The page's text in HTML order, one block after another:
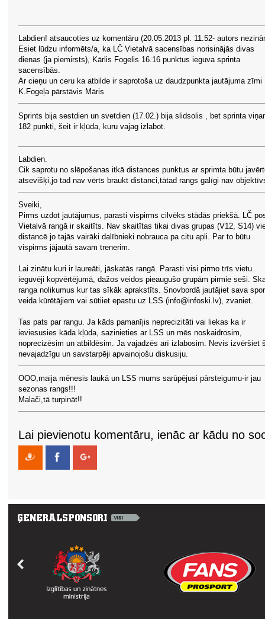
Labdien! atsaucoties uz komentāru (20.05.2013 pl. 11.52- autors
Esiet lūdzu informēts/a, ka LČ Vietalvā sacensības norisinājās divas
dienas (ja piemirsts), Kārlis Fogelis 16.16 punktus ieguva sprinta
sacensībās.
Ar cieņu un ceru ka atbilde ir saprotoša uz daudzpunkta jautājuma zīmi
K.Fogeļa pārstāvis Māris
Sprints bija sestdien un svetdien (17.02.) bija slidsolis , bet sprinta
182 punkti, šeit ir kļūda, kuru vajag izlabot.
Labdien.
Cik saprotu no slēpošanas itkā distances punktus ar sprimta būtu
atsevišķi,jo tad nav vērts braukt distanci,tātad rangs galīgi nav
Sveiki,
Pirms uzdot jautājumus, parasti vispirms cilvēks stādās priekšā. LČ
Vietalvā rangā ir skaitīts. Nav skaitītas tikai divas grupas (V12, S14)
distancē jo tajās vairāki dalībnieki nobrauca pa citu apli. Par to būtu
vispirms jājautā savam trenerim.
Lai zinātu kuri ir laureāti, jāskatās rangā. Parasti visi pirmo trīs vietu
ieguvēji kopvērtējumā, dažos veidos pieaugušo grupām pirmie seši.
ranga nolikumus kur tas sīkāk aprakstīts. Snovbordā jautājiet sava
veida kūrētājiem vai sūtiiet epastu uz LSS (info@infoski.lv), zvaniet.
Tas pats par rangu. Ja kāds pamanījis neprecizitāti vai liekas ka ir
ieviesusies kāda kļūda, sazinieties ar LSS un mēs noskaidrosim,
noprecizēsim un atbildēsim. Ja vajadzēs arī izlabosim. Nevis izvēršiet
nevajadzīgu un savstarpēji apvainojošu diskusiju.
OOO,maija mēnesis laukā un LSS mums sarūpējusi pārsteigumu-ir jau
sezonas rangs!!!
Malači,tā turpināt!!
Lai pievienotu komentāru, ienāc ar kādu no